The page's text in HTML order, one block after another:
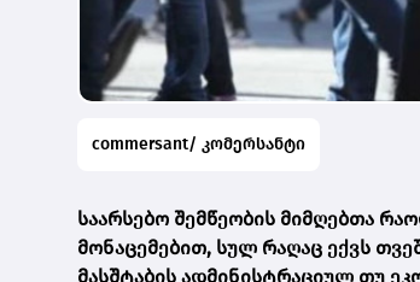
commersant/ კომერსანტი
საარსებო შემწეობის მიმღებთა
მონაცემებით, სულ რაღაც ექვს
მასშტაბის ადმინისტრაციულ თუ